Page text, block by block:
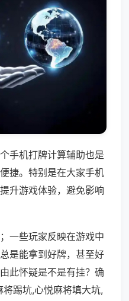
手机打牌计算辅助也是
捷。特别是在大家手机
升游戏体验，避免影响
一些玩家反映在游戏中
是能拿到好牌，甚至好
此怀疑是不是有挂？确
踢坑,心悦麻将填大坑,